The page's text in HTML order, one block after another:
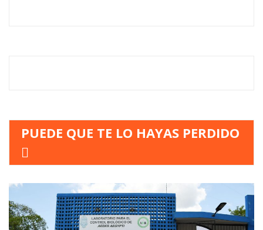
PUEDE QUE TE LO HAYAS PERDIDO